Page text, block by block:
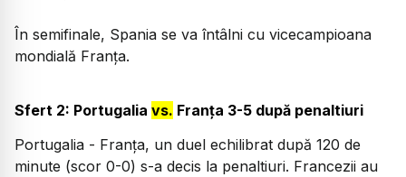
În semifinale, Spania se va întâlni cu vicecampioana
mondială Franța.
Sfert 2: Portugalia vs. Franța 3-5 după penaltiuri
Portugalia - Franța, un duel echilibrat după 120 de
minute (scor 0-0) s-a decis la penaltiuri. Francezii au